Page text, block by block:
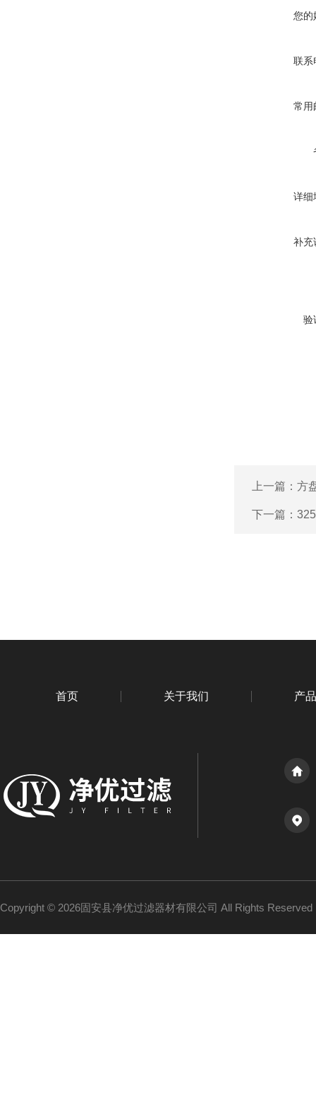
您的
联系
常用
详细
补充
验
上一篇： 方
下一篇：
首页 关于我们 产
Copyright © 2026固安县净优过滤器材有限公司 All Rights